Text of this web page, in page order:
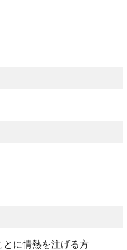
とに情熱を注げる方